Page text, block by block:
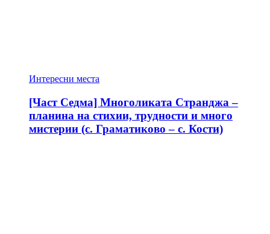
Интересни места
[Част Седма] Многоликата Странджа –
планина на стихии, трудности и много
мистерии (с. Граматиково – с. Кости)